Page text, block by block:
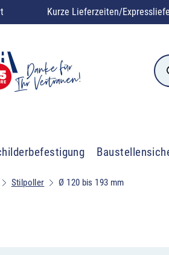
Kurze Lieferzeiten/
Stilpoller Ø 120 bis 193 mm